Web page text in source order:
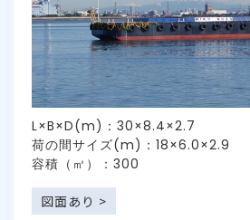
L×B×D(m)：30×8.4×2.7
荷の間サイズ(m)：18×6.0×2.9
容積（㎥）：300
図面あり >